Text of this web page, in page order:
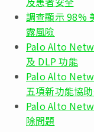
調查顯示 98%
露風險
Palo Alto
及 DLP 功能
Palo Alto
五項新功能協
Palo Alto
除問題